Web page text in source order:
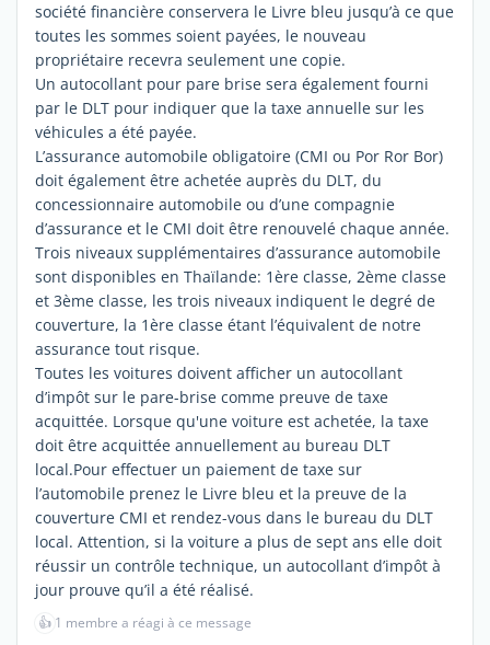
société financière conservera le Livre bleu jusqu’à ce que
toutes les sommes soient payées, le nouveau
propriétaire recevra seulement une copie.
Un autocollant pour pare brise sera également fourni
par le DLT pour indiquer que la taxe annuelle sur les
véhicules a été payée.
L’assurance automobile obligatoire (CMI ou Por Ror Bor)
doit également être achetée auprès du DLT, du
concessionnaire automobile ou d’une compagnie
d’assurance et le CMI doit être renouvelé chaque année.
Trois niveaux supplémentaires d’assurance automobile
sont disponibles en Thaïlande: 1ère classe, 2ème classe
et 3ème classe, les trois niveaux indiquent le degré de
couverture, la 1ère classe étant l’équivalent de notre
assurance tout risque.
Toutes les voitures doivent afficher un autocollant
d’impôt sur le pare-brise comme preuve de taxe
acquittée. Lorsque qu'une voiture est achetée, la taxe
doit être acquittée annuellement au bureau DLT
local.Pour effectuer un paiement de taxe sur
l’automobile prenez le Livre bleu et la preuve de la
couverture CMI et rendez-vous dans le bureau du DLT
local. Attention, si la voiture a plus de sept ans elle doit
réussir un contrôle technique, un autocollant d’impôt à
jour prouve qu’il a été réalisé.
👍 1 membre a réagi à ce message